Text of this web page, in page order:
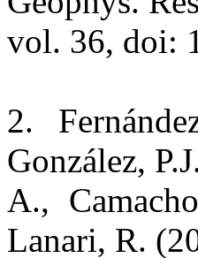
vol. 36, doi:
2.
González,
A.,
Lanari, R.